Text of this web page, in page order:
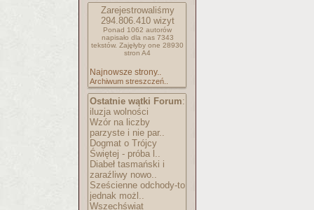
Zarejestrowaliśmy
294.806.410wizyt
Ponad 1062 autorów
napisało dla nas 7343
tekstów. Zajęłyby one 28930
stron A4
Najnowsze strony..
Archiwum streszczeń..
Ostatnie wątki Forum:
iluzja wolności
Wzór na liczby
parzyste i nie par..
Dogmat o Trójcy
Świętej - próba l..
Diabeł tasmański i
zaraźliwy nowo..
Sześcienne odchody-to
jednak możl..
Wszechświat